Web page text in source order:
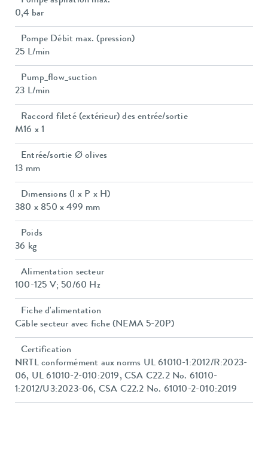
0,4 bar
Pompe Débit max. (pression)
25 L/min
Pump_flow_suction
23 L/min
Raccord fileté (extérieur) des entrée/sortie
M16 x 1
Entrée/sortie Ø olives
13 mm
Dimensions (l x P x H)
380 x 850 x 499 mm
Poids
36 kg
Alimentation secteur
100-125 V; 50/60 Hz
Fiche d'alimentation
Câble secteur avec fiche (NEMA 5-20P)
Certification
NRTL conformément aux norms UL 61010-1:2012/R:2023-
06, UL 61010-2-010:2019, CSA C22.2 No. 61010-
1:2012/U3:2023-06, CSA C22.2 No. 61010-2-010:2019